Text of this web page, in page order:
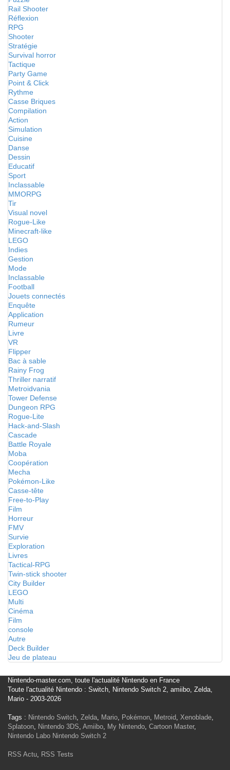
Rail Shooter
Réflexion
RPG
Shooter
Stratégie
Survival horror
Tactique
Party Game
Point & Click
Rythme
Casse Briques
Compilation
Action
Simulation
Cuisine
Danse
Dessin
Educatif
Sport
Inclassable
MMORPG
Tir
Visual novel
Rogue-Like
Minecraft-like
LEGO
Indies
Gestion
Mode
Inclassable
Football
Jouets connectés
Enquête
Application
Rumeur
Livre
VR
Flipper
Bac à sable
Rainy Frog
Thriller narratif
Metroidvania
Tower Defense
Dungeon RPG
Rogue-Lite
Hack-and-Slash
Cascade
Battle Royale
Moba
Coopération
Mecha
Pokémon-Like
Casse-tête
Free-to-Play
Film
Horreur
FMV
Survie
Exploration
Livres
Tactical-RPG
Twin-stick shooter
City Builder
LEGO
Multi
Cinéma
Film
console
Autre
Deck Builder
Jeu de plateau
Nintendo-master.com, toute l'actualité Nintendo en France
Toute l'actualité Nintendo : Switch, Nintendo Switch 2, amiibo, Zelda,
Mario - 2003-2026
Tags : Nintendo Switch, Zelda, Mario, Pokémon, Metroid, Xenoblade,
Splatoon, Nintendo 3DS, Amiibo, My Nintendo, Cartoon Master,
Nintendo Labo Nintendo Switch 2
RSS Actu, RSS Tests